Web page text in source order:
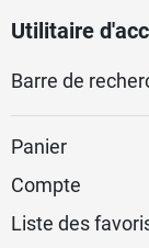
Utilitaire
Barre de
Panier
Compte
Liste des